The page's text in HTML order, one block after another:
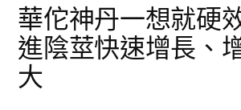
華佗神丹一想就硬
進陰莖快速增長、
大